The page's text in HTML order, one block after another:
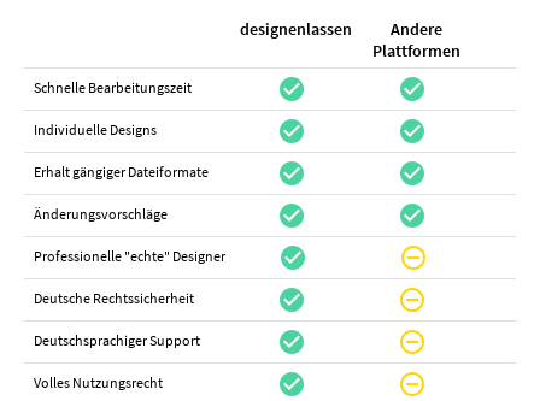
designenlassen
Andere
Plattformen
Schnelle Bearbeitungszeit check_circle check_circle
Individuelle Designs check_circle check_circle
Erhalt gängiger Dateiformate check_circle check_circle
Änderungsvorschläge check_circle check_circle
Professionelle "echte" Designer check_circle do_not_disturb_on
Deutsche Rechtssicherheit check_circle do_not_disturb_on
Deutschsprachiger Support check_circle do_not_disturb_on
Volles Nutzungsrecht check_circle do_not_disturb_on